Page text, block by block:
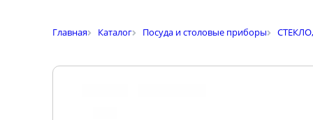
Главная Каталог Посуда и столовые приборы